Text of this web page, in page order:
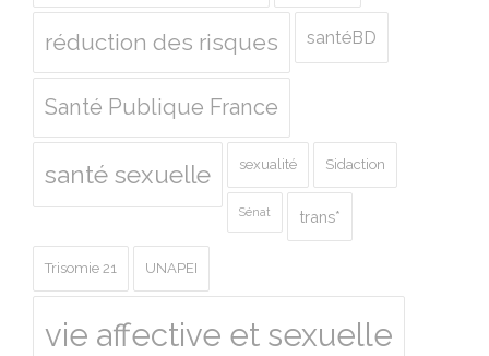
réduction des risques santéBD
Santé Publique France
santé sexuelle sexualité Sidaction
Sénat trans*
Trisomie 21 UNAPEI
vie affective et sexuelle